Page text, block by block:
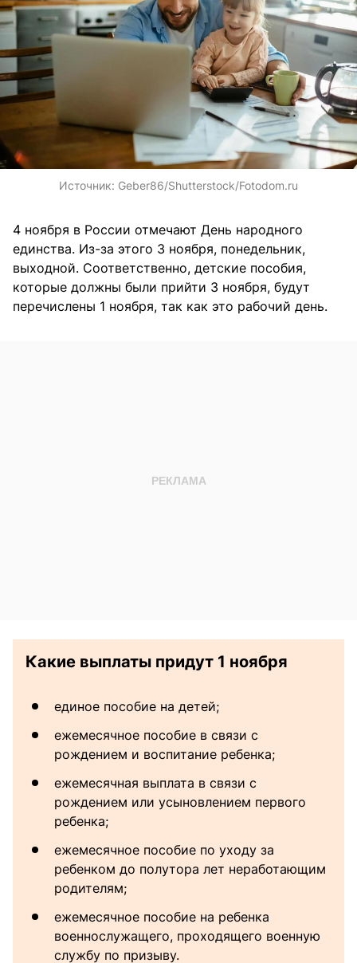
Источник: Geber86/Shutterstock/Fotodom.ru
4 ноября в России отмечают День народного
единства. Из-за этого 3 ноября, понедельник,
выходной. Соответственно, детские пособия,
которые должны были прийти 3 ноября, будут
перечислены 1 ноября, так как это рабочий день.
Какие выплаты придут 1 ноября
единое пособие на детей;
ежемесячное пособие в связи с
рождением и воспитание ребенка;
ежемесячная выплата в связи с
рождением или усыновлением первого
ребенка;
ежемесячное пособие по уходу за
ребенком до полутора лет неработающим
родителям;
ежемесячное пособие на ребенка
военнослужащего, проходящего военную
службу по призыву.